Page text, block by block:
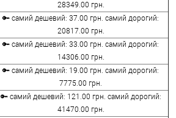
28349.00 грн.
🔑 самий дешевий: 37.00 грн. самий дорогий:
20817.00 грн.
🔑 самий дешевий: 33.00 грн. самий дорогий:
14306.00 грн.
🔑 самий дешевий: 19.00 грн. самий дорогий:
7775.00 грн.
🔑 самий дешевий: 121.00 грн. самий дорогий:
41470.00 грн.